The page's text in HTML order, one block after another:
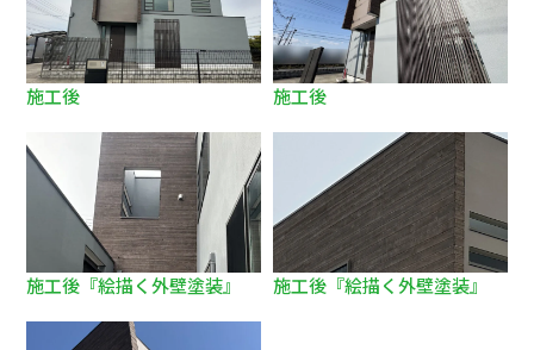
施工後 施工後
施工後『絵描く外壁塗装』 施工後『絵描く外壁塗装』